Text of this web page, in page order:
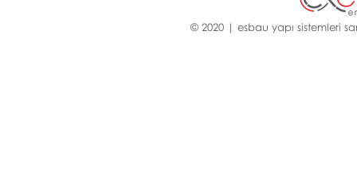
© 2020 | esbau yapı sistemleri